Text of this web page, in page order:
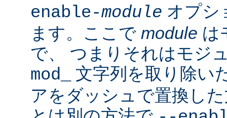
enable-module オプシ
ます。ここで module は
で、 つまりそれはモジ
mod_
文字列を取り除い
アをダッシュで置換し